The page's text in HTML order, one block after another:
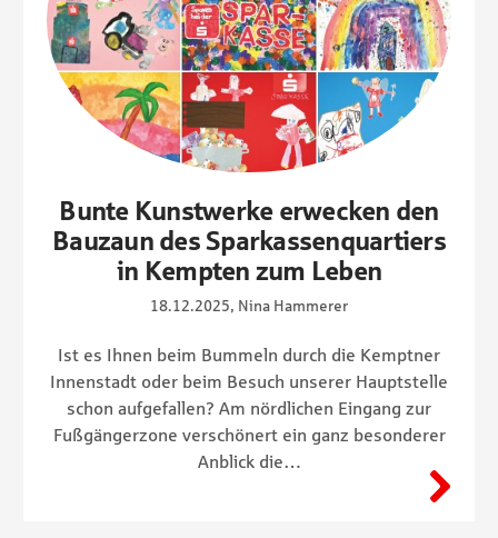
Bunte Kunstwerke erwecken den
Bauzaun des Sparkassenquartiers
in Kempten zum Leben
18.12.2025, Nina Hammerer
Ist es Ihnen beim Bummeln durch die Kemptner
Innenstadt oder beim Besuch unserer Hauptstelle
schon aufgefallen? Am nördlichen Eingang zur
Fußgängerzone verschönert ein ganz besonderer
Anblick die…